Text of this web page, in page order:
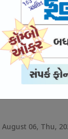
August 07, Fri,
યુવાનો સાથે
August 07, Fri,
August 06, Thu,